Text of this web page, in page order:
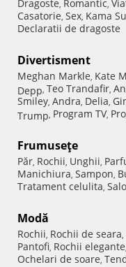
Dragoste, Romantic,
Casatorie, Sex, Kama
Declaratii de dragoste
Divertisment
Meghan Markle, Kate
Depp, Teo Trandafir,
Smiley, Andra, Delia,
Trump, Program TV,
Frumuseţe
Păr, Rochii, Unghii,
Manichiura, Sampon,
Tratament celulita,
Modă
Rochii, Rochii de seara,
Pantofi, Rochii elegante,
Ochelari de soare,